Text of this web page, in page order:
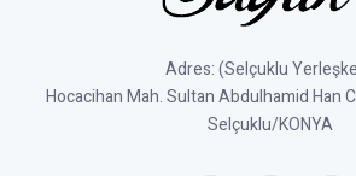
Adres: (Selçuklu
Hocacihan Mah. Sultan Abdulhamid Han
Selçuklu/KONYA